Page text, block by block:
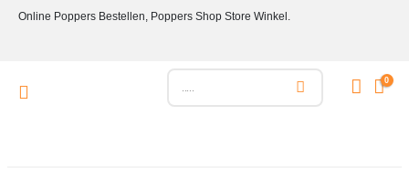
Online Poppers Bestellen, Poppers Shop Store Winkel.
0